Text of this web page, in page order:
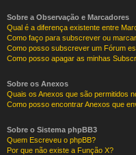
Sobre a Observação e Marcadores
Qual é a diferença existente entre
Como faço para subscrever ou
Como posso subscrever um Fórum
Como posso apagar as minhas
Sobre os Anexos
Quais os Anexos que são permitidos
Como posso encontrar Anexos que
Sobre o Sistema phpBB3
Quem Escreveu o phpBB?
Por que não existe a Função X?